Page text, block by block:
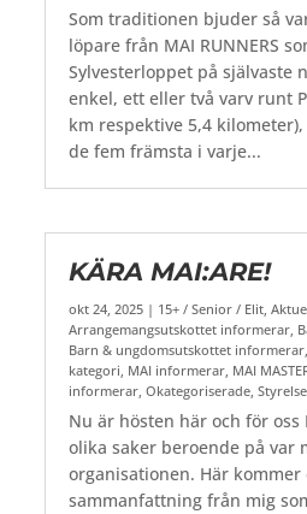
Som traditionen bjuder så
löpare från MAI RUNNERS
Sylvesterloppet på självaste
enkel, ett eller två varv runt
km respektive 5,4
de fem främsta i varje...
KÄRA MAI:ARE!
okt 24, 2025| 15+ / Senior / Elit,
Arrangemangsutskottet informerar,
Barn & ungdomsutskottet informerar,
kategori, MAI informerar, MAI
informerar, Okategoriserade,
Nu är hösten här och för
olika saker beroende på var
organisationen. Här kommer
sammanfattning från mig